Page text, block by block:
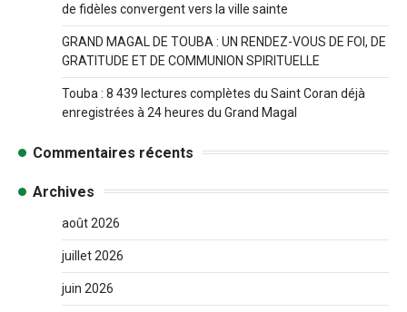
de fidèles convergent vers la ville sainte
GRAND MAGAL DE TOUBA : UN RENDEZ-VOUS DE FOI, DE
GRATITUDE ET DE COMMUNION SPIRITUELLE
Touba : 8 439 lectures complètes du Saint Coran déjà
enregistrées à 24 heures du Grand Magal
Commentaires récents
Archives
août 2026
juillet 2026
juin 2026